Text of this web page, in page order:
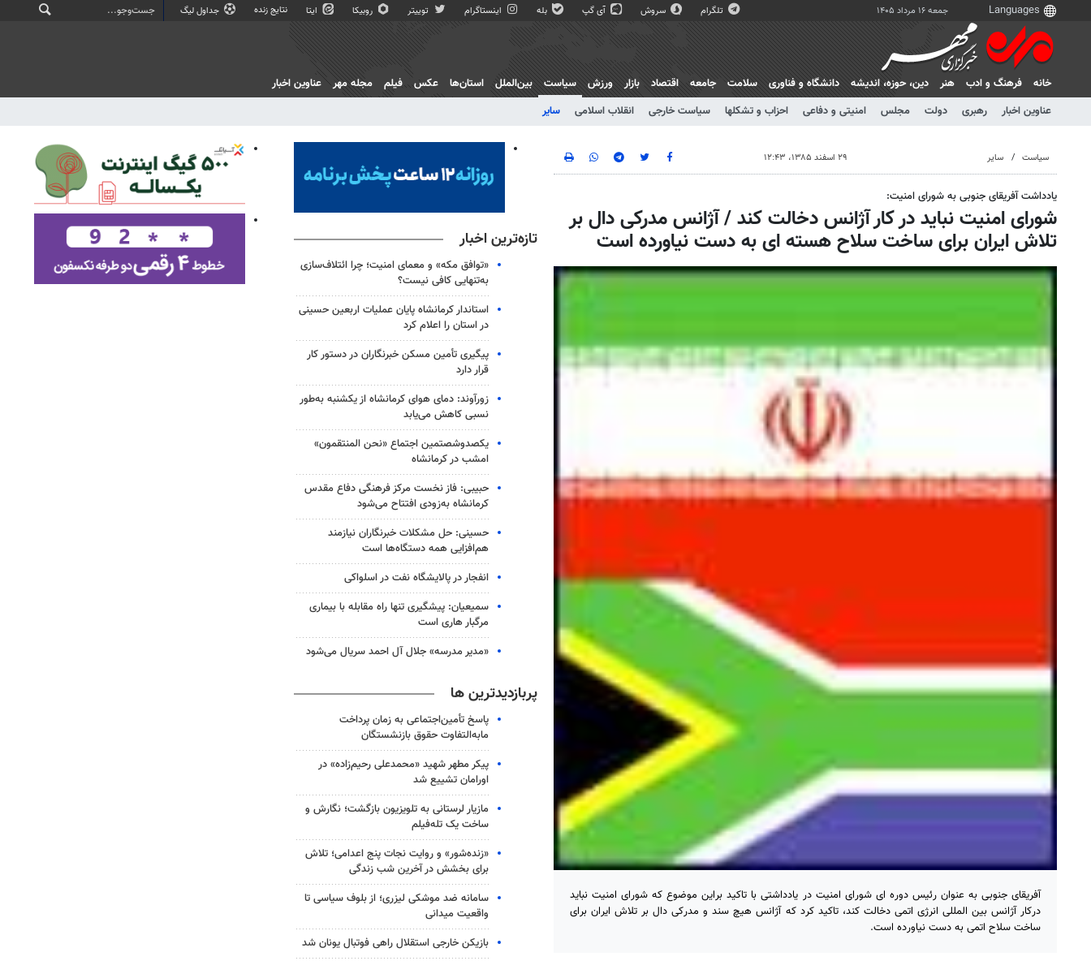
جمعه ۱۶ مرداد ۱۴۰۵ تلگرام سروش آی گپ بله اینستاگرام توییتر روبیکا ایتا نتایج زنده جداول لیگ
خانه فرهنگ و ادب هنر دين، حوزه، انديشه دانشگاه و فناوری سلامت جامعه اقتصاد بازار ورزش
سیاست
عناوین اخبار
رهبری دولت مجلس امنیتی و دفاعی احزاب و تشکلها سیاست خارجی انقلاب اسلامی سایر
بین‌الملل استان‌ها عکس فیلم مجله مهر عناوین اخبار
سیاست سایر ۲۹ اسفند ۱۳۸۵، ۱۲:۴۳
یادداشت آفریقای جنوبی به شورای امنیت:
شورای امنیت نباید در کار آژانس دخالت کند / آژانس مدرکی دال بر
تلاش ایران برای ساخت سلاح هسته ای به دست نیاورده است
آفریقای جنوبی به عنوان رئیس دوره ای شورای امنیت در یادداشتی با تاکید براین موضوع که شورای امنیت نباید
درکار آژانس بین المللی انرژی اتمی دخالت کند، تاکید کرد که آژانس هیچ سند و مدرکی دال بر تلاش ایران برای
ساخت سلاح اتمی به دست نیاورده است.
تازه‌ترین اخبار
«توافق مکه» و معمای امنیت؛ چرا ائتلاف‌سازی
به‌تنهایی کافی نیست؟
استاندار کرمانشاه پایان عملیات اربعین حسینی
در استان را اعلام کرد
پیگیری تأمین مسکن خبرنگاران در دستور کار
قرار دارد
زورآوند: دمای هوای کرمانشاه از یکشنبه به‌طور
نسبی کاهش می‌یابد
یکصدوشصتمین اجتماع «نحن المنتقمون»
امشب در کرمانشاه
حبیبی: فاز نخست مرکز فرهنگی دفاع مقدس
کرمانشاه به‌زودی افتتاح می‌شود
حسینی: حل مشکلات خبرنگاران نیازمند
هم‌افزایی همه دستگاه‌ها است
انفجار در پالایشگاه نفت در اسلواکی
سمیعیان: پیشگیری تنها راه مقابله با بیماری
مرگبار هاری است
«مدیر مدرسه» جلال آل احمد سریال می‌شود
پربازدیدترین ها
پاسخ تأمین‌اجتماعی به زمان پرداخت
مابه‌التفاوت حقوق بازنشستگان
پیکر مطهر شهید «محمدعلی رحیم‌زاده» در
اورامان تشییع شد
مازیار لرستانی به تلویزیون بازگشت؛ نگارش و
ساخت یک تله‌فیلم
«زنده‌شور» و روایت نجات پنج اعدامی؛ تلاش
برای بخشش در آخرین شب زندگی
سامانه ضد موشکی لیزری؛ از بلوف سیاسی تا
واقعیت میدانی
بازیکن خارجی استقلال راهی فوتبال یونان شد